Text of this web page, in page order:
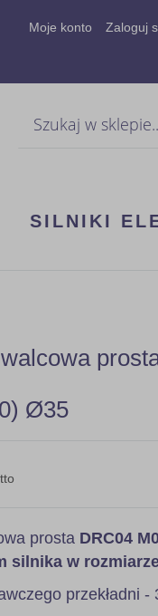
Moje konto Zaloguj
SILNIKI
walcowa
Ø35
prosta DRC04
silnika w
przekładni -